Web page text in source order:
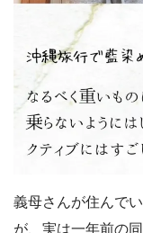
義母さんが住んで
が、実は一年前の